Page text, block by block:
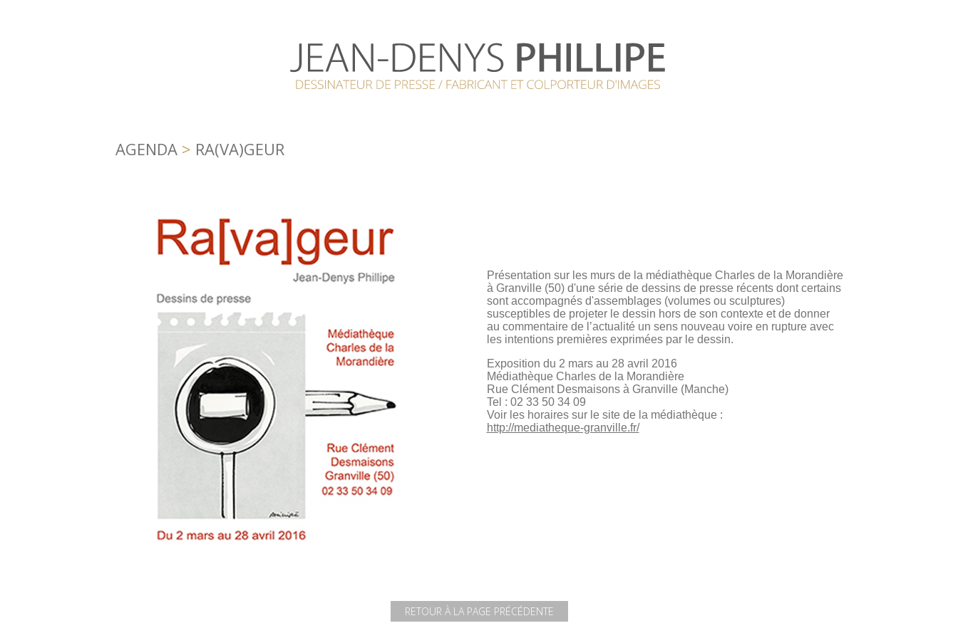
AGENDA > RA(VA)GEUR
Présentation sur les murs de la médiathèque Charles de la Morandière
à Granville (50) d'une série de dessins de presse récents dont certains
sont accompagnés d'assemblages (volumes ou sculptures)
susceptibles de projeter le dessin hors de son contexte et de donner
au commentaire de l’actualité un sens nouveau voire en rupture avec
les intentions premières exprimées par le dessin.
Exposition du 2 mars au 28 avril 2016
Médiathèque Charles de la Morandière
Rue Clément Desmaisons à Granville (Manche)
Tel : 02 33 50 34 09
Voir les horaires sur le site de la médiathèque :
http://mediatheque-granville.fr/
RETOUR À LA PAGE PRÉCÉDENTE